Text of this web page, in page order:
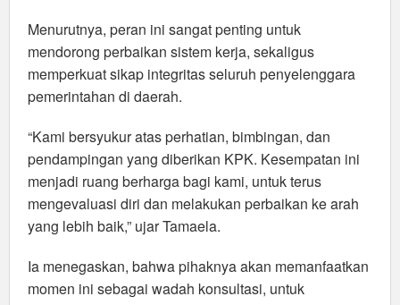
Menurutnya, peran ini sangat penting untuk
mendorong perbaikan sistem kerja, sekaligus
memperkuat sikap integritas seluruh penyelenggara
pemerintahan di daerah.
“Kami bersyukur atas perhatian, bimbingan, dan
pendampingan yang diberikan KPK. Kesempatan ini
menjadi ruang berharga bagi kami, untuk terus
mengevaluasi diri dan melakukan perbaikan ke arah
yang lebih baik,” ujar Tamaela.
Ia menegaskan, bahwa pihaknya akan memanfaatkan
momen ini sebagai wadah konsultasi, untuk